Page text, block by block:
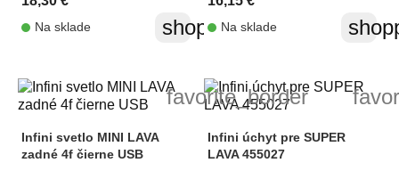
shopping_cart
Na sklade Na sklade
Infini svetlo MINI LAVA
zadné 4f čierne USB
favorite_border
Infini úchyt pre SUPER
LAVA 455027